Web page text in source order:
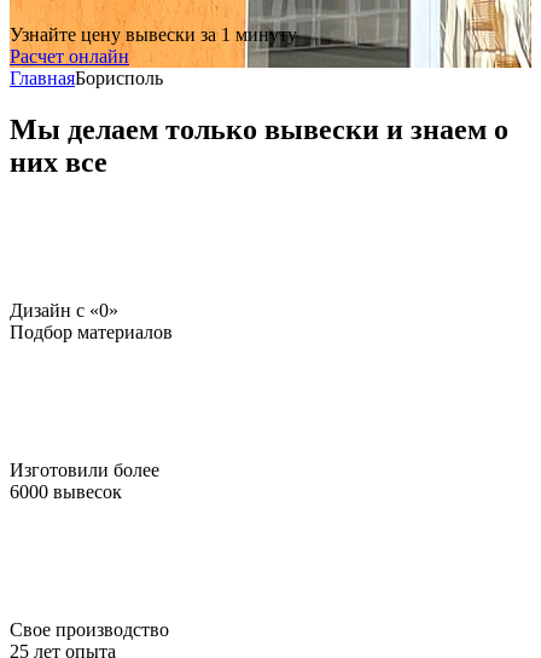
Узнайте цену вывески за 1 минуту
Расчет онлайн
ГлавнаяБорисполь
Мы делаем только вывески и знаем о
них все
Дизайн c «0»
Подбор материалов
Изготовили более
6000 вывесок
Свое производство
25 лет опыта